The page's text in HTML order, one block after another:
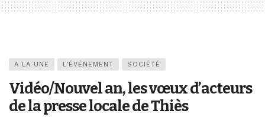
A LA UNE L'ÉVÉNEMENT SOCIÉTÉ
Vidéo/Nouvel an, les vœux d’acteurs
de la presse locale de Thiès